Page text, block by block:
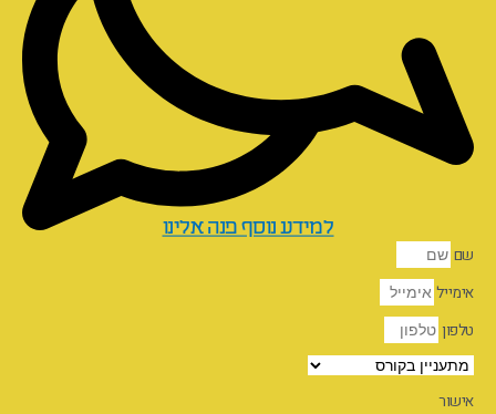
למידע נוסף פנה אלינו
שם
אימייל
טלפון
אישור